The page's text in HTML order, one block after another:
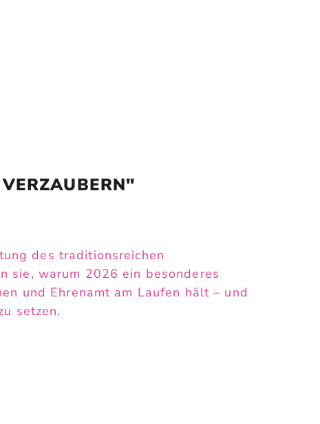
des traditionsreichen
sie, warum 2026 ein besonderes
und Ehrenamt am Laufen hält – und
setzen.